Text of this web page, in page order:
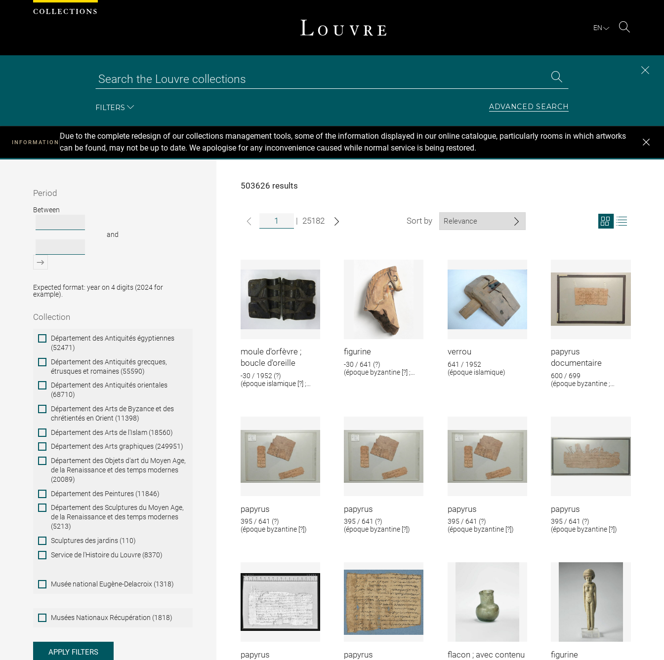
EN
FILTERS ADVANCED SEARCH
INFORMATION
Due to the complete redesign of our collections management tools, some of the information displayed in our online catalogue, particularly rooms in which artworks
can be found, may not be up to date. We apologise for any inconvenience caused while normal service is being restored.
Recherche
Period
Period
Between
and
Expected format: year on 4 digits (2024 for
example).
Collection
Collection
Département des Antiquités égyptiennes
(52471)
Département des Antiquités grecques,
étrusques et romaines (55590)
Département des Antiquités orientales
(68710)
Département des Arts de Byzance et des
chrétientés en Orient (11398)
Département des Arts de l'Islam (18560)
Département des Arts graphiques (249951)
Département des Objets d'art du Moyen Age,
de la Renaissance et des temps modernes
(20089)
Département des Peintures (11846)
Département des Sculptures du Moyen Age,
de la Renaissance et des temps modernes
(5213)
Sculptures des jardins (110)
Service de l'Histoire du Louvre (8370)
Musée national Eugène-Delacroix (1318)
Musées
Nationaux
Musées Nationaux Récupération (1818)
APPLY FILTERS
503626 results
| 25182 Sort by
View
search
moule d'orfèvre ;
boucle d'oreille
-30 / 1952 (?)
(époque islamique [?] ;
figurine
-30 / 641 (?)
(époque byzantine [?] ;
verrou
641 / 1952
(époque islamique)
papyrus
documentaire
600 / 699
(époque byzantine ;
papyrus
395 / 641 (?)
(époque byzantine [?])
papyrus
395 / 641 (?)
(époque byzantine [?])
papyrus
395 / 641 (?)
(époque byzantine [?])
papyrus
395 / 641 (?)
(époque byzantine [?])
papyrus
papyrus
flacon ; avec contenu figurine
Cookies management panel